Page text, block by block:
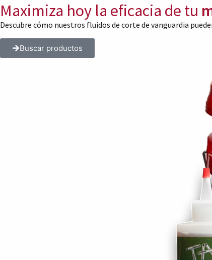
Maximiza hoy la eficacia de tu
Descubre cómo nuestros fluidos de corte de vanguardia
Buscar productos